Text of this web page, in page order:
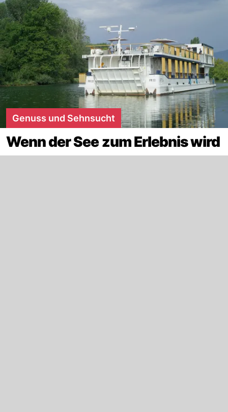
Genuss und Sehnsucht
Wenn der See zum Erlebnis wird